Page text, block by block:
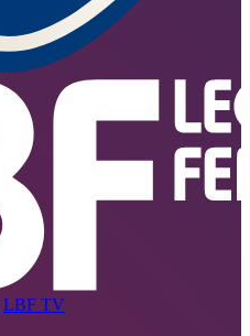
LBF TV